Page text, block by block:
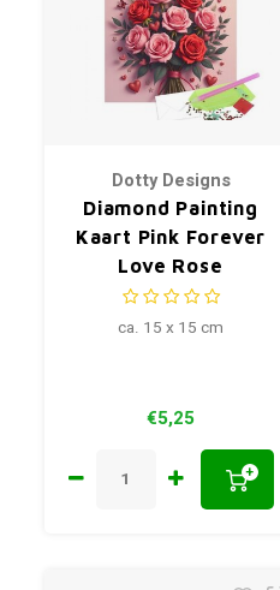
Dotty Designs
Diamond Painting
Kaart Pink Forever
Love Rose
ca. 15 x 15 cm
€5,25
+